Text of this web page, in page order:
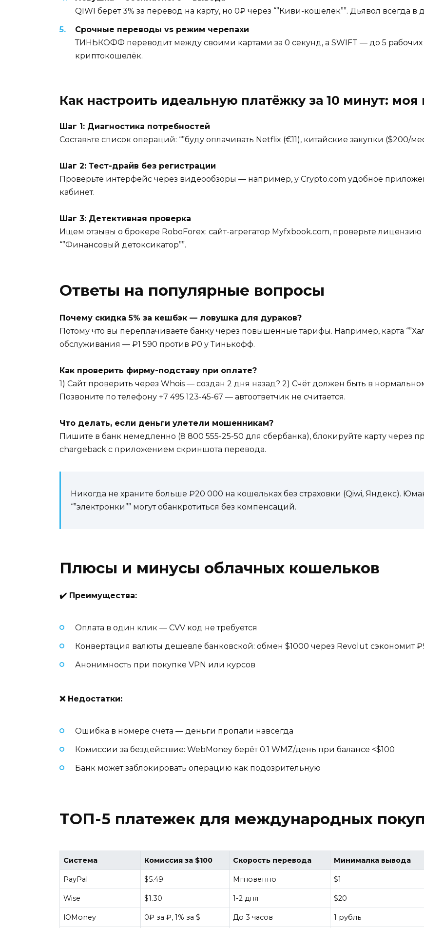
QIWI берёт 3% за перевод на карту, но 0₽ через “”Киви-кошелёк””. Дьявол всегда в
Срочные переводы vs режим черепахи
ТИНЬКОФФ переводит между своими картами за 0 секунд, а SWIFT — до 5
криптокошелёк.
Как настроить идеальную платёжку за 10 минут:
Шаг 1: Диагностика потребностей
Составьте список операций: “”буду оплачивать Netflix (€11), китайские закупки ($200/
Шаг 2: Тест-драйв без регистрации
Проверьте интерфейс через видеообзоры — например, у Crypto.com удобное
кабинет.
Шаг 3: Детективная проверка
Ищем отзывы о брокере RoboForex: сайт-агрегатор Myfxbook.com, проверьте
“”Финансовый детоксикатор””.
Ответы на популярные вопросы
Почему скидка 5% за кешбэк — ловушка для дураков?
Потому что вы переплачиваете банку через повышенные тарифы. Например, карта
обслуживания — ₽1 590 против ₽0 у Тинькофф.
Как проверить фирму-подставу при оплате?
1) Сайт проверить через Whois — создан 2 дня назад? 2) Счёт должен быть в
Позвоните по телефону +7 495 123-45-67 — автоответчик не считается.
Что делать, если деньги улетели мошенникам?
Пишите в банк немедленно (8 800 555-25-50 для сбербанка), блокируйте карту через
chargeback с приложением скриншота перевода.
Никогда не храните больше ₽20 000 на кошельках без страховки (Qiwi, Яндекс).
“”электронки”” могут обанкротиться без компенсаций.
Плюсы и минусы облачных кошельков
✔️ Преимущества:
Оплата в один клик — CVV код не требуется
Конвертация валюты дешевле банковской: обмен $1000 через Revolut сэкономит
Анонимность при покупке VPN или курсов
❌ Недостатки:
Ошибка в номере счёта — деньги пропали навсегда
Комиссии за бездействие: WebMoney берёт 0.1 WMZ/день при балансе <$100
Банк может заблокировать операцию как подозрительную
ТОП-5 платежек для международных
Система Комиссия за $100 Скорость перевода Минималка вывода
PayPal $5.49 Мгновенно $1
Wise $1.30 1-2 дня $20
ЮMoney 0₽ за ₽, 1% за $ До 3 часов 1 рубль